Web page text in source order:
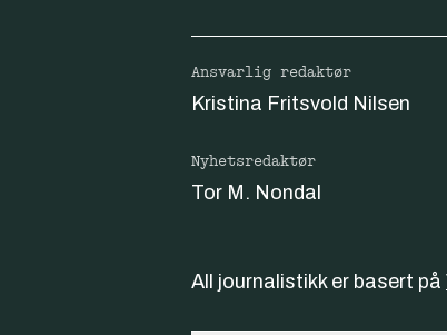
Ansvarlig redaktør
Kristina Fritsvold Nilsen
Nyhetsredaktør
Tor M. Nondal
All journalistikk er basert på